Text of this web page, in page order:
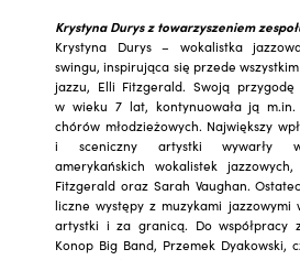
Krystyna Durys z towarzyszeniem
Krystyna Durys – wokalistka
swingu, inspirująca się przede
jazzu, Elli Fitzgerald. Swoją
w wieku 7 lat, kontynuowała ją m.in.
chórów młodzieżowych. Największy
i sceniczny artystki wywarły
amerykańskich wokalistek
Fitzgerald oraz Sarah Vaughan.
liczne występy z muzykami jazzowymi
artystki i za granicą. Do współpracy
Konop Big Band, Przemek Dyakowski,